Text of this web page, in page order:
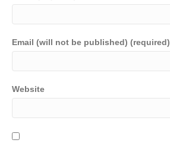
Email (will not be published) (required)
Website